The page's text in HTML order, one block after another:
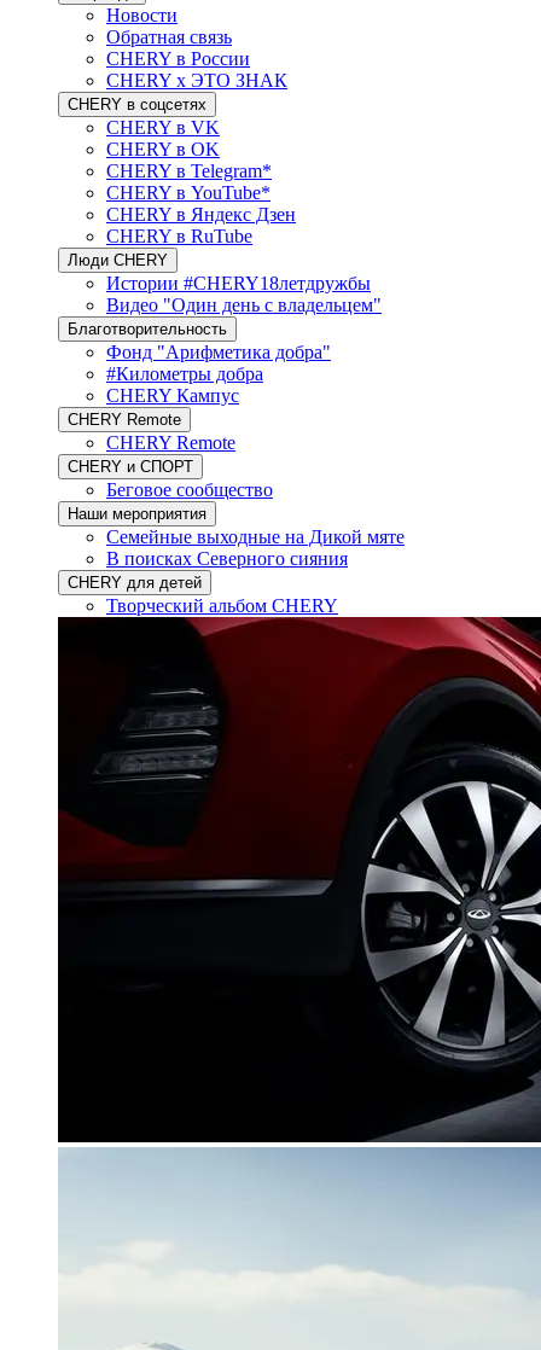
Новости
Обратная связь
CHERY в России
CHERY x ЭТО ЗНАК
CHERY в соцсетях
CHERY в VK
CHERY в OK
CHERY в Telegram*
CHERY в YouTube*
CHERY в Яндекс Дзен
CHERY в RuTube
Люди CHERY
Истории #CHERY18летдружбы
Видео "Один день с владельцем"
Благотворительность
Фонд "Арифметика добра"
#Километры добра
CHERY Кампус
CHERY Remote
CHERY Remote
CHERY и СПОРТ
Беговое сообщество
Наши мероприятия
Семейные выходные на Дикой мяте
В поисках Северного сияния
CHERY для детей
Творческий альбом CHERY